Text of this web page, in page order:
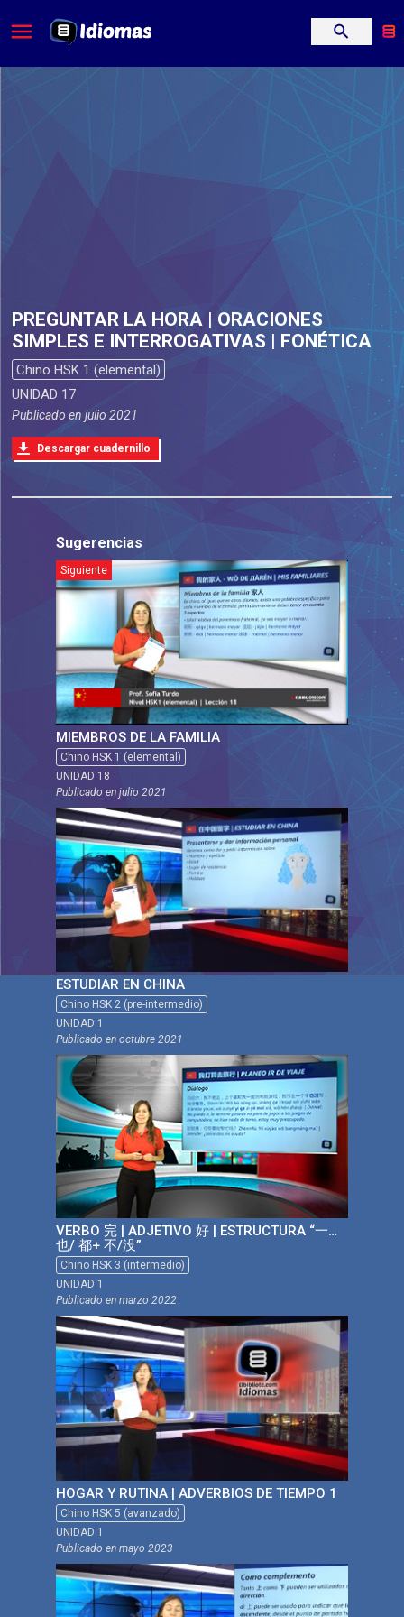
PREGUNTAR LA HORA | ORACIONES
SIMPLES E INTERROGATIVAS | FONÉTICA
Chino HSK 1 (elemental)
UNIDAD 17
Publicado enjulio 2021
Descargar cuadernillo
Sugerencias
Siguiente
MIEMBROS DE LA FAMILIA
Chino HSK 1 (elemental)
UNIDAD 18
Publicado enjulio 2021
ESTUDIAR EN CHINA
Chino HSK 2 (pre-intermedio)
UNIDAD 1
Publicado enoctubre 2021
VERBO 完 | ADJETIVO 好 | ESTRUCTURA “一…
也/ 都+ 不/没”
Chino HSK 3 (intermedio)
UNIDAD 1
Publicado enmarzo 2022
HOGAR Y RUTINA | ADVERBIOS DE TIEMPO 1
Chino HSK 5 (avanzado)
UNIDAD 1
Publicado enmayo 2023